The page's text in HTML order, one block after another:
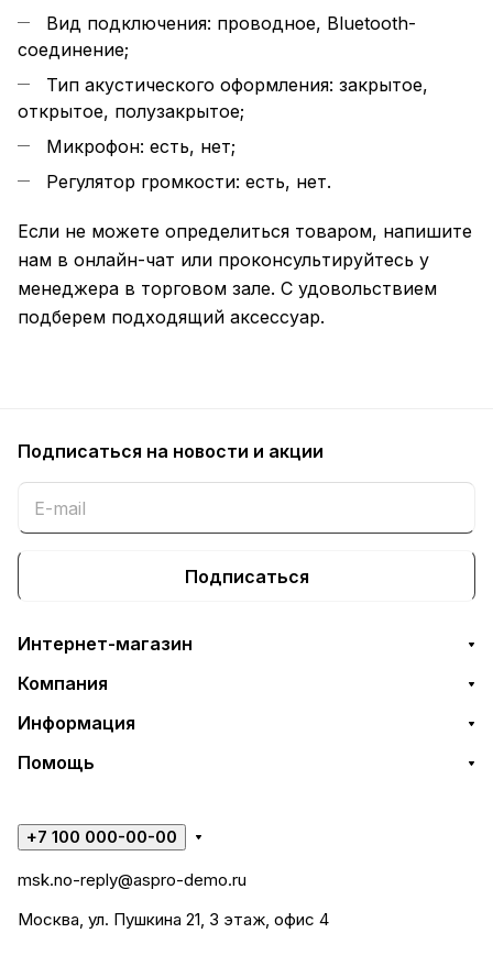
Вид подключения: проводное, Bluetooth-
соединение;
Тип акустического оформления: закрытое,
открытое, полузакрытое;
Микрофон: есть, нет;
Регулятор громкости: есть, нет.
Если не можете определиться товаром, напишите
нам в онлайн-чат или проконсультируйтесь у
менеджера в торговом зале. С удовольствием
подберем подходящий аксессуар.
Подписаться на новости и акции
Подписаться
Интернет-магазин
Компания
Информация
Помощь
+7 100 000-00-00
msk.no-reply@aspro-demo.ru
Москва, ул. Пушкина 21, 3 этаж, офис 4